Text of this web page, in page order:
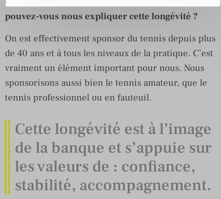
pouvez-vous nous expliquer cette longévité ?
On est effectivement sponsor du tennis depuis plus
de 40 ans et à tous les niveaux de la pratique. C’est
vraiment un élément important pour nous. Nous
sponsorisons aussi bien le tennis amateur, que le
tennis professionnel ou en fauteuil.
Cette longévité est à l’image
de la banque et s’appuie sur
les valeurs de : confiance,
stabilité, accompagnement.